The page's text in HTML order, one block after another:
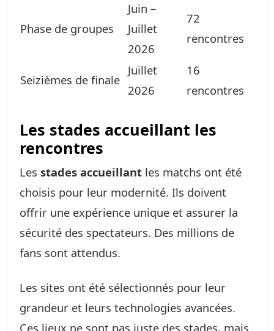
Phase de groupes
Juin –
Juillet
2026
72
rencontres
Seizièmes de finale
Juillet
2026
16
rencontres
Les stades accueillant les
rencontres
Les stades accueillant les matchs ont été
choisis pour leur modernité. Ils doivent
offrir une expérience unique et assurer la
sécurité des spectateurs. Des millions de
fans sont attendus.
Les sites ont été sélectionnés pour leur
grandeur et leurs technologies avancées.
Ces lieux ne sont pas juste des stades, mais